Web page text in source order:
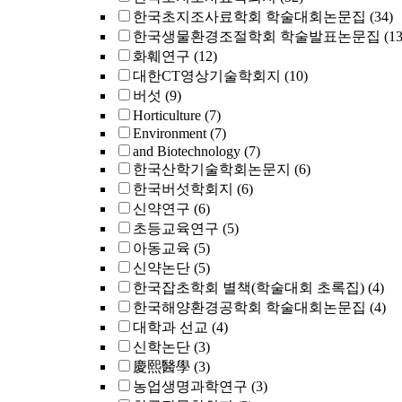
한국초지조사료학회 학술대회논문집 (34)
한국생물환경조절학회 학술발표논문집
화훼연구 (12)
대한CT영상기술학회지 (10)
버섯 (9)
Horticulture (7)
Environment (7)
and Biotechnology (7)
한국산학기술학회논문지 (6)
한국버섯학회지 (6)
신약연구 (6)
초등교육연구 (5)
아동교육 (5)
신약논단 (5)
한국잡초학회 별책(학술대회 초록집) (4)
한국해양환경공학회 학술대회논문집 (4)
대학과 선교 (4)
신학논단 (3)
慶熙醫學 (3)
농업생명과학연구 (3)